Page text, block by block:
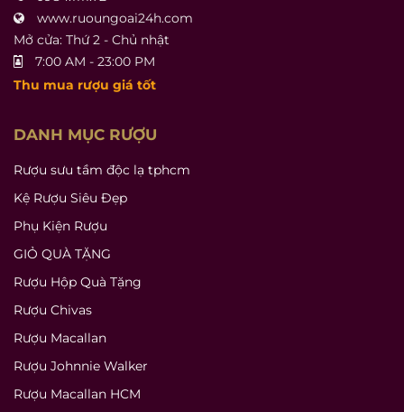
www.ruoungoai24h.com
Mở cửa: Thứ 2 - Chủ nhật
7:00 AM - 23:00 PM
Thu mua rượu giá tốt
DANH MỤC RƯỢU
Rượu sưu tầm độc lạ tphcm
Kệ Rượu Siêu Đẹp
Phụ Kiện Rượu
GIỎ QUÀ TẶNG
Rượu Hộp Quà Tặng
Rượu Chivas
Rượu Macallan
Rượu Johnnie Walker
Rượu Macallan HCM